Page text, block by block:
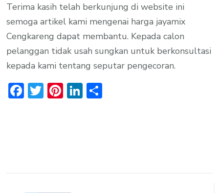
Terima kasih telah berkunjung di website ini
semoga artikel kami mengenai harga jayamix
Cengkareng dapat membantu. Kepada calon
pelanggan tidak usah sungkan untuk berkonsultasi
kepada kami tentang seputar pengecoran.
Facebook
Twitter
Pinterest
LinkedIn